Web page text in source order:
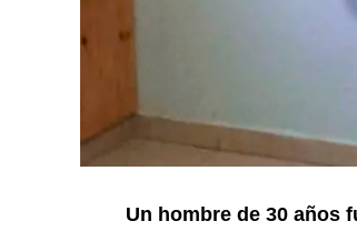
Un hombre de 30 años